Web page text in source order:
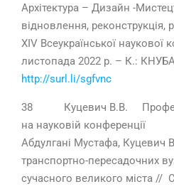
Архітектура – Дизайн -
відновлення, реконструкція,
ХІV Всеукраїнської наукової
листопада 2022 р. – К.:
http://surl.li/sgfvnc
38 Куцевич В.В.
на науковій
Абдулгані Мустафа, Куцевич
транспортно-пересадочних
сучасного великого міста //